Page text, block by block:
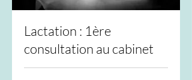
Lactation : 1ère
consultation au cabinet